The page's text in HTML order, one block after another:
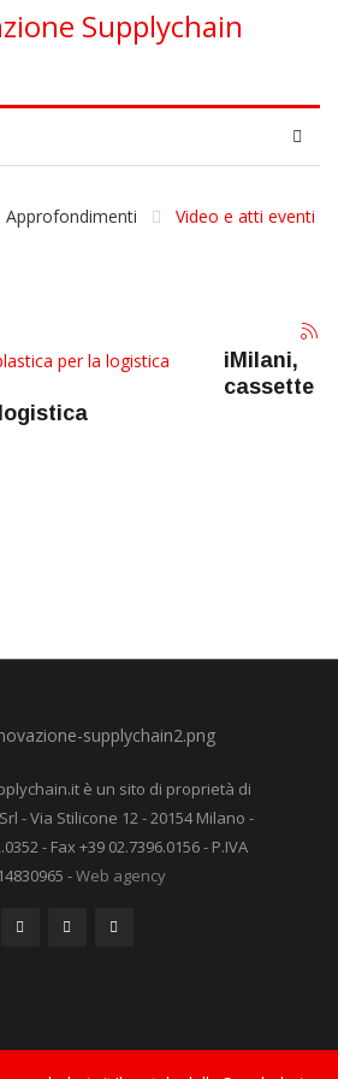
Approfondimenti
Video e atti eventi
iMilani,
cassette
è un sito di proprietà di
- Via Stilicone 12 - 20154 Milano -
- Fax +39 02.7396.0156 - P.IVA
-Web agency